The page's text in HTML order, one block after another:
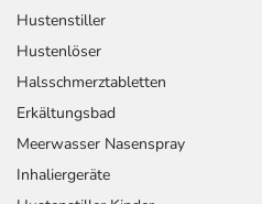
Hustenstiller
Hustenlöser
Halsschmerztabletten
Erkältungsbad
Meerwasser Nasenspray
Inhaliergeräte